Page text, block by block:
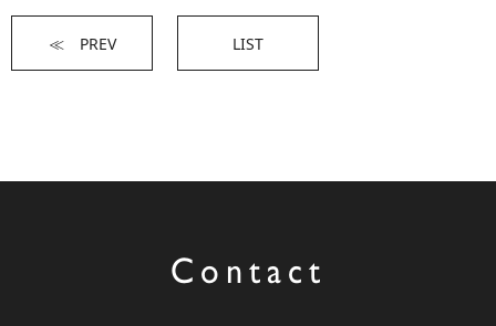
≪ PREV LIST
Contact